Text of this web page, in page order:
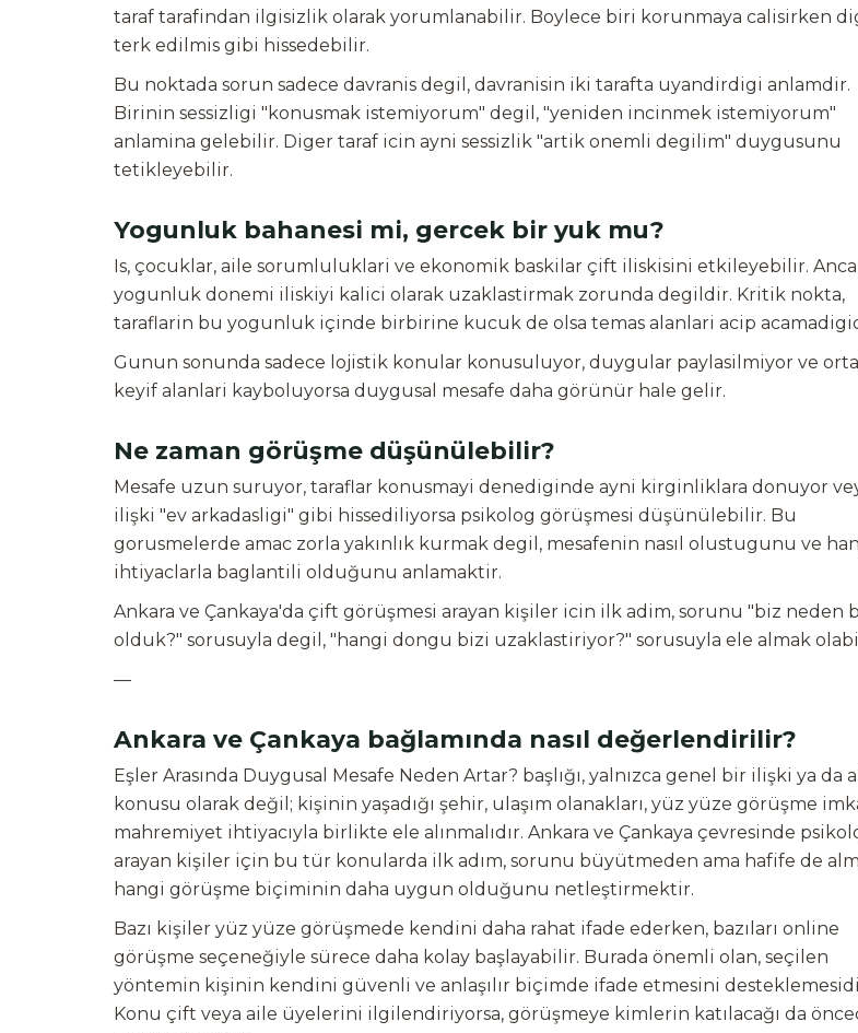
taraf tarafindan ilgisizlik olarak yorumlanabilir. Boylece biri korunmaya calisirken
terk edilmis gibi hissedebilir.
Bu noktada sorun sadece davranis degil, davranisin iki tarafta uyandirdigi anlamdir.
Birinin sessizligi "konusmak istemiyorum" degil, "yeniden incinmek istemiyorum"
anlamina gelebilir. Diger taraf icin ayni sessizlik "artik onemli degilim" duygusunu
tetikleyebilir.
Yogunluk bahanesi mi, gercek bir yuk mu?
Is, çocuklar, aile sorumluluklari ve ekonomik baskilar çift iliskisini etkileyebilir.
yogunluk donemi iliskiyi kalici olarak uzaklastirmak zorunda degildir. Kritik nokta,
taraflarin bu yogunluk içinde birbirine kucuk de olsa temas alanlari acip
Gunun sonunda sadece lojistik konular konusuluyor, duygular paylasilmiyor ve
keyif alanlari kayboluyorsa duygusal mesafe daha görünür hale gelir.
Ne zaman görüşme düşünülebilir?
Mesafe uzun suruyor, taraflar konusmayi denediginde ayni kirginliklara donuyor
ilişki "ev arkadasligi" gibi hissediliyorsa psikolog görüşmesi düşünülebilir. Bu
gorusmelerde amac zorla yakınlık kurmak degil, mesafenin nasıl olustugunu ve
ihtiyaclarla baglantili olduğunu anlamaktir.
Ankara ve Çankaya'da çift görüşmesi arayan kişiler icin ilk adim, sorunu "biz neden
olduk?" sorusuyla degil, "hangi dongu bizi uzaklastiriyor?" sorusuyla ele almak
—
Ankara ve Çankaya bağlamında nasıl değerlendirilir?
Eşler Arasında Duygusal Mesafe Neden Artar? başlığı, yalnızca genel bir ilişki ya da
konusu olarak değil; kişinin yaşadığı şehir, ulaşım olanakları, yüz yüze görüşme
mahremiyet ihtiyacıyla birlikte ele alınmalıdır. Ankara ve Çankaya çevresinde
arayan kişiler için bu tür konularda ilk adım, sorunu büyütmeden ama hafife de
hangi görüşme biçiminin daha uygun olduğunu netleştirmektir.
Bazı kişiler yüz yüze görüşmede kendini daha rahat ifade ederken, bazıları online
görüşme seçeneğiyle sürece daha kolay başlayabilir. Burada önemli olan, seçilen
yöntemin kişinin kendini güvenli ve anlaşılır biçimde ifade etmesini
Konu çift veya aile üyelerini ilgilendiriyorsa, görüşmeye kimlerin katılacağı da